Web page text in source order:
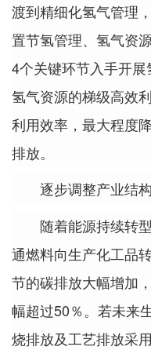
渡到精细化氢气管理
置节氢管理、氢气资
4个关键环节入手开
氢气资源的梯级高效
利用效率，最大程度
排放。
逐步调整产业结构
随着能源持续转
通燃料向生产化工品
节的碳排放大幅增加
幅超过50％。若未来
烧排放及工艺排放采